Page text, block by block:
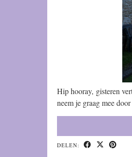
Hip hooray, gisteren
neem je graag mee
DELEN: